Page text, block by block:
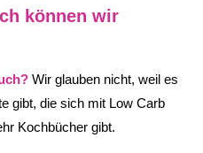
können wir
Wir glauben nicht, weil es
gibt, die sich mit Low Carb
Kochbücher gibt.